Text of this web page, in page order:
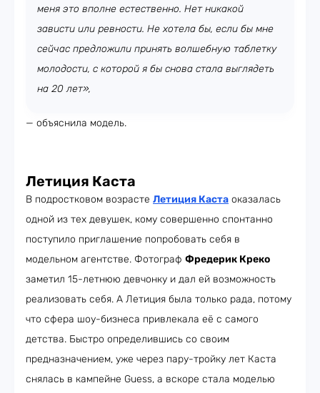
меня это вполне естественно. Нет никакой
зависти или ревности. Не хотела бы, если бы мне
сейчас предложили принять волшебную таблетку
молодости, с которой я бы снова стала выглядеть
на 20 лет»,
— объяснила модель.
Летиция Каста
В подростковом возрасте Летиция Каста оказалась
одной из тех девушек, кому совершенно спонтанно
поступило приглашение попробовать себя в
модельном агентстве. Фотограф Фредерик Креко
заметил 15-летнюю девчонку и дал ей возможность
реализовать себя. А Летиция была только рада, потому
что сфера шоу-бизнеса привлекала её с самого
детства. Быстро определившись со своим
предназначением, уже через пару-тройку лет Каста
снялась в кампейне Guess, а вскоре стала моделью